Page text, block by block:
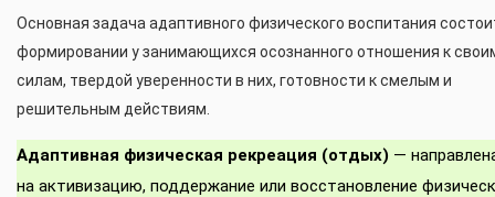
Основная задача адаптивного физического воспитания
формировании у занимающихся осознанного отношения к
силам, твердой уверенности в них, готовности к смелым и
решительным действиям.
Адаптивная физическая рекреация (отдых) —
на активизацию, поддержание или восстановление